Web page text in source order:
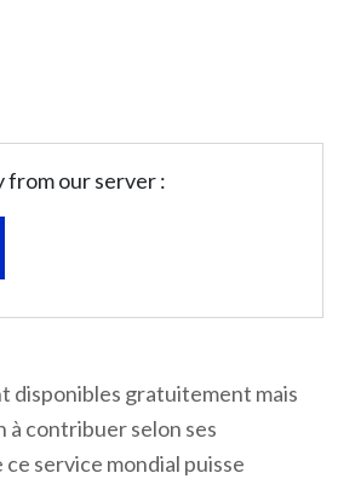
our server :
disponibles gratuitement mais
à contribuer selon ses
service mondial puisse